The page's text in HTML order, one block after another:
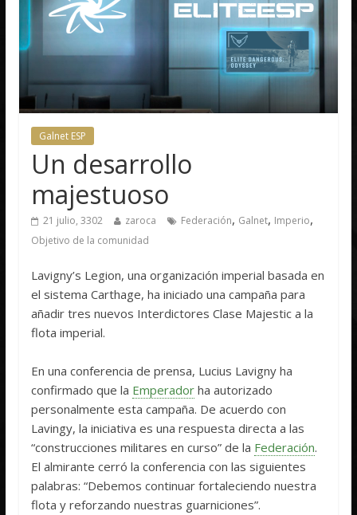
Galnet ESP
Un desarrollo
majestuoso
21 julio, 3302 zaroca Federación, Galnet, Imperio,
Objetivo de la comunidad
Lavigny’s Legion, una organización imperial basada en
el sistema Carthage, ha iniciado una campaña para
añadir tres nuevos Interdictores Clase Majestic a la
flota imperial.
En una conferencia de prensa, Lucius Lavigny ha
confirmado que la Emperador ha autorizado
personalmente esta campaña. De acuerdo con
Lavingy, la iniciativa es una respuesta directa a las
“construcciones militares en curso” de la Federación.
El almirante cerró la conferencia con las siguientes
palabras: “Debemos continuar fortaleciendo nuestra
flota y reforzando nuestras guarniciones”.